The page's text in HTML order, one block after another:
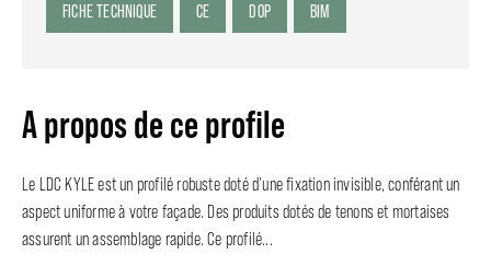
FICHE TECHNIQUE CE DOP BIM
A propos de ce profile
Le LDC KYLE est un profilé robuste doté d'une fixation invisible, conférant un
aspect uniforme à votre façade. Des produits dotés de tenons et mortaises
assurent un assemblage rapide. Ce profilé...